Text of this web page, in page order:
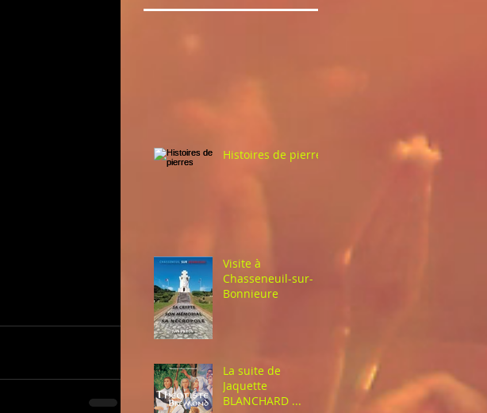
Histoires de pierres
Visite à
Chasseneuil-sur-
Bonnieure
La suite de
Jaquette
BLANCHARD ...